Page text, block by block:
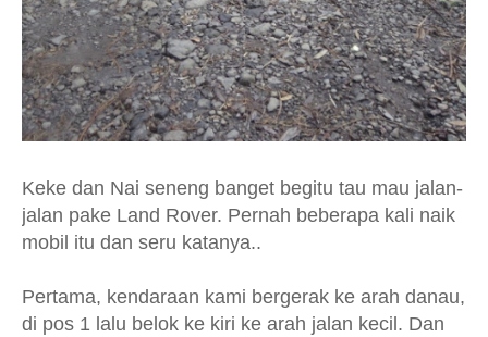
Keke dan Nai seneng banget begitu tau mau jalan-
jalan pake Land Rover. Pernah beberapa kali naik
mobil itu dan seru katanya..
Pertama, kendaraan kami bergerak ke arah danau,
di pos 1 lalu belok ke kiri ke arah jalan kecil. Dan